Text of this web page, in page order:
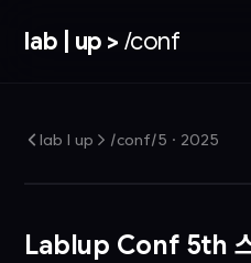
lab | up > /conf
lab | up > /conf/5 · 2025
Lablup Conf 5th 스